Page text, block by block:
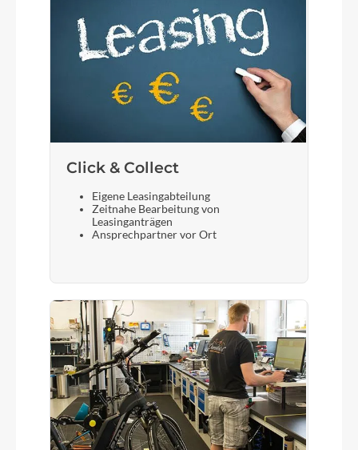
Click & Collect
Eigene Leasingabteilung
Zeitnahe Bearbeitung von
Leasinganträgen
Ansprechpartner vor Ort